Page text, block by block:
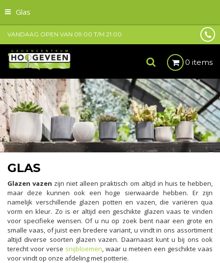
Glas
VANDAAG OPEN VAN 09:00 T/M 21:00
0 items
GLAS
Glazen vazen zijn niet alleen praktisch om altijd in huis te hebben,
maar deze kunnen ook een hoge sierwaarde hebben. Er zijn
namelijk verschillende glazen potten en vazen, die variëren qua
vorm en kleur. Zo is er altijd een geschikte glazen vaas te vinden
voor specifieke wensen. Of u nu op zoek bent naar een grote en
smalle vaas, of juist een bredere variant, u vindt in ons assortiment
altijd diverse soorten glazen vazen. Daarnaast kunt u bij ons ook
terecht voor verse snijbloemen, waar u meteen een geschikte vaas
voor vindt op onze afdeling met potterie.